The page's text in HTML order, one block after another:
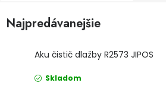
Príslušenstvo pre automobily
Domácnosť
Najpredávanejšie
Aku čistič dlažby R2573 JIPOS
Skladom